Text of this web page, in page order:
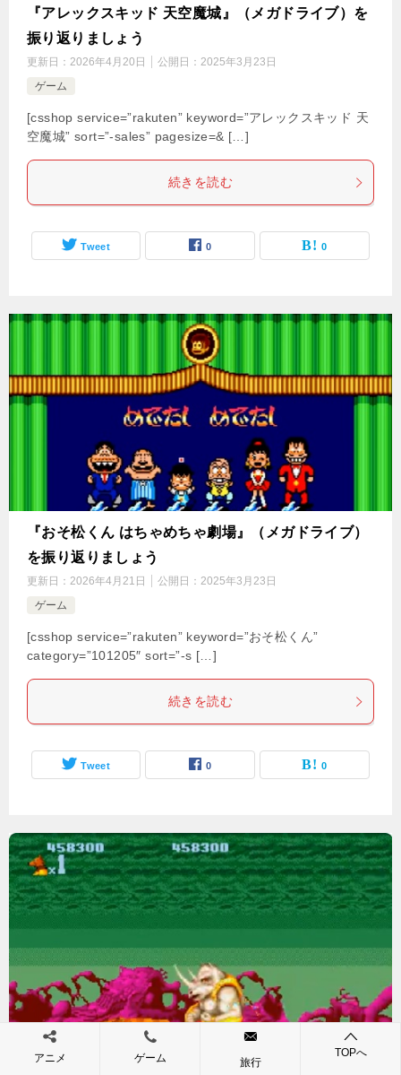
『アレックスキッド 天空魔城』（メガドライブ）を
振り返りましょう
更新日： 2026年4月20日 公開日： 2025年3月23日
ゲーム
[csshop service=”rakuten” keyword=”アレックスキッド 天
空魔城” sort=”-sales” pagesize=& […]
続きを読む
Tweet 0 0
『おそ松くん はちゃめちゃ劇場』（メガドライブ）
を振り返りましょう
更新日： 2026年4月21日 公開日： 2025年3月23日
ゲーム
[csshop service=”rakuten” keyword=”おそ松くん”
category=”101205″ sort=”-s […]
続きを読む
Tweet 0 0
『獣王記』（メガドライブ）を振り返りましょう
アニメ ゲーム 旅行
TOPへ